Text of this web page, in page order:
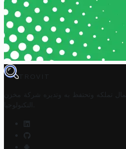
TROVIT
تملكه وتحتفظ به وتديره
شركة مخزن
التكنولوجيا